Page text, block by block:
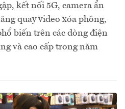
kết nối 5G, camera ẩn
quay video xóa phông,
biến trên các dòng điện
và cao cấp trong năm